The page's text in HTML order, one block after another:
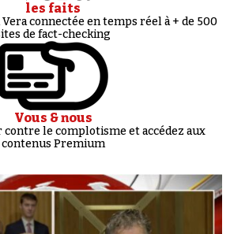
les faits
connectée en temps réel à + de 500
de fact-checking
Vous & nous
le complotisme et accédez aux
contenus Premium